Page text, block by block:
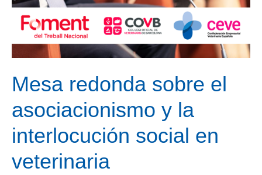
Responsable
impulsado
de
Derechos
de
los
Animales
(PATRAC)
Mesa redonda sobre el
asociacionismo y la
interlocución social en
veterinaria